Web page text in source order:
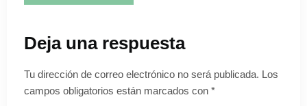
Deja una respuesta
Tu dirección de correo electrónico no será publicada. Los
campos obligatorios están marcados con *